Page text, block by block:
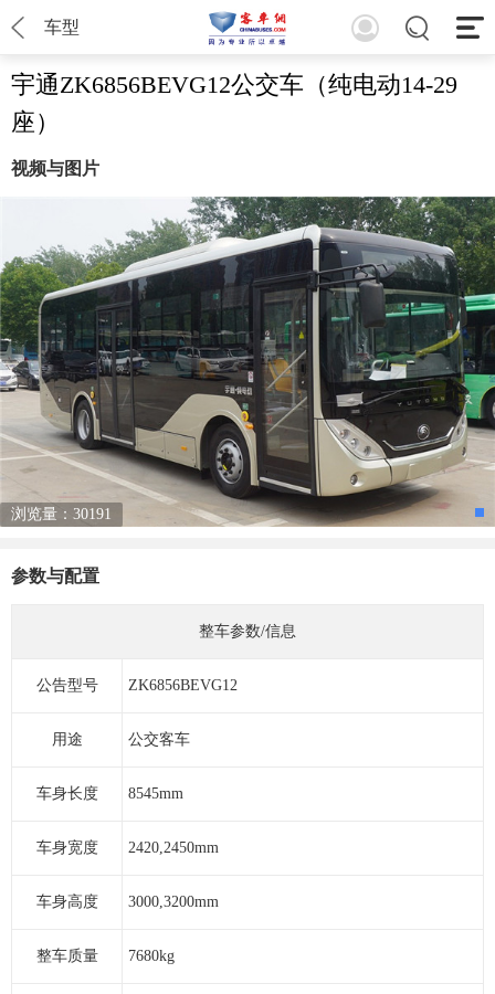
车型
宇通ZK6856BEVG12公交车（纯电动14-29
座）
视频与图片
浏览量：30191
参数与配置
整车参数/信息
公告型号 ZK6856BEVG12
用途 公交客车
车身长度 8545mm
车身宽度 2420,2450mm
车身高度 3000,3200mm
整车质量 7680kg